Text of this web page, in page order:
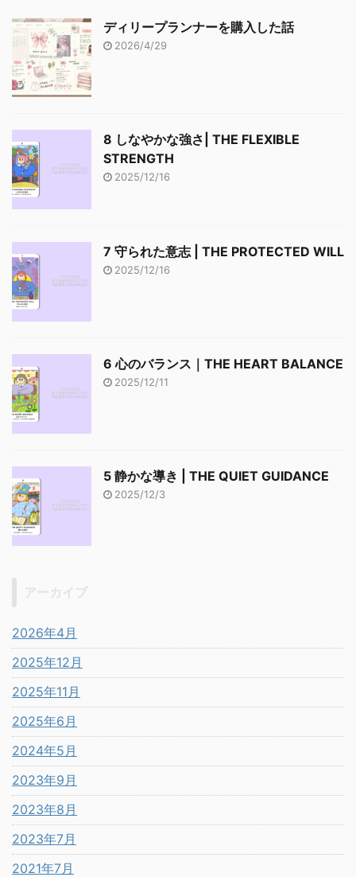
ディリープランナーを購入した話
2026/4/29
8 しなやかな強さ| THE FLEXIBLE
STRENGTH
2025/12/16
7 守られた意志 | THE PROTECTED WILL
2025/12/16
6 心のバランス｜THE HEART BALANCE
2025/12/11
5 静かな導き | THE QUIET GUIDANCE
2025/12/3
2026年4月
2025年12月
2025年11月
2025年6月
2024年5月
2023年9月
2023年8月
2023年7月
2021年7月